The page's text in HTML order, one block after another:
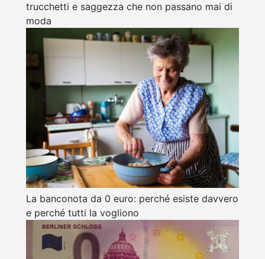
trucchetti e saggezza che non passano mai di
moda
La banconota da 0 euro: perché esiste davvero
e perché tutti la vogliono